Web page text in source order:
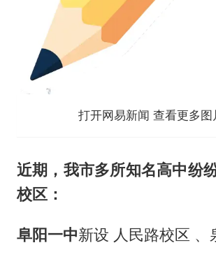
打开网易新闻 查看更多图
近期，我市多所知名高中纷
校区：
阜阳一中新设 人民路校区 、